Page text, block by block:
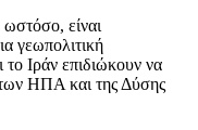
είναι
γεωπολιτική
Ιράν επιδιώκουν να
των ΗΠΑ και της Δύσης